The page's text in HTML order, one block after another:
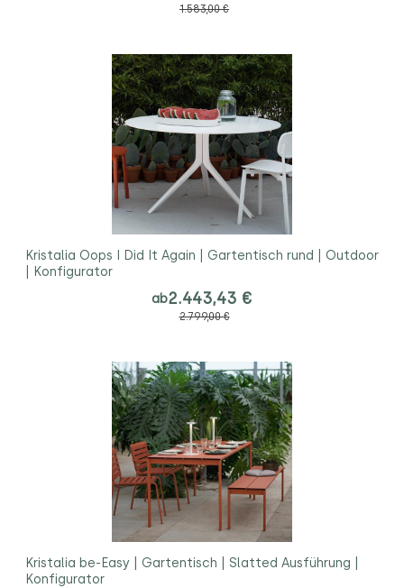
1.583,00 €
Kristalia Oops I Did It Again | Gartentisch rund | Outdoor
| Konfigurator
ab2.443,43 €
2.799,00 €
Kristalia be-Easy | Gartentisch | Slatted Ausführung |
Konfigurator